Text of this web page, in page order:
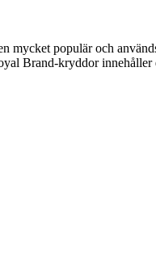
populär och
Brand-kryddor innehåller